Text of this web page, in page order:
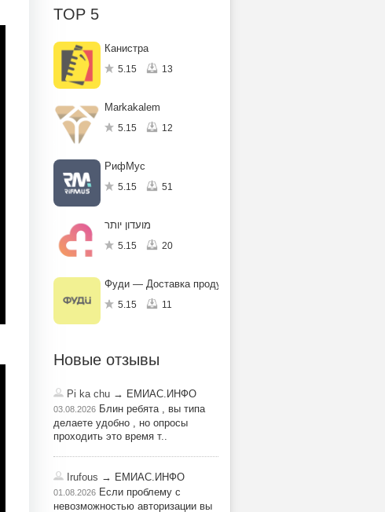
TOP 5
Канистра
5.15 13
Markakalem
5.15 12
РифМус
5.15 51
מועדון יותר
5.15 20
Фуди — Доставка продуктов, еды
5.15 11
Новые отзывы
Pi ka chu → ЕМИАС.ИНФО
03.08.2026 Блин ребята , вы типа
делаете удобно , но опросы
проходить это время т..
Irufous → ЕМИАС.ИНФО
01.08.2026 Если проблему с
невозможностью авторизации вы